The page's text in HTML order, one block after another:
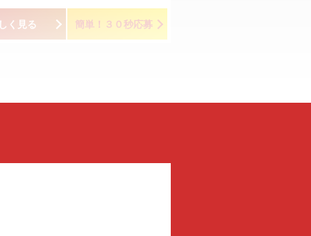
く見る 簡単！３０秒応募